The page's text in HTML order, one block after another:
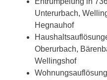
Unterurbach,
Hegnauhof
Oberurbach,
Wellingshof